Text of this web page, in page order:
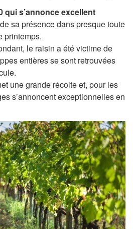
qui s’annonce excellent
sa présence dans presque toute
printemps.
le raisin a été victime de
entières se sont retrouvées
une grande récolte et, pour les
s’annoncent exceptionnelles en